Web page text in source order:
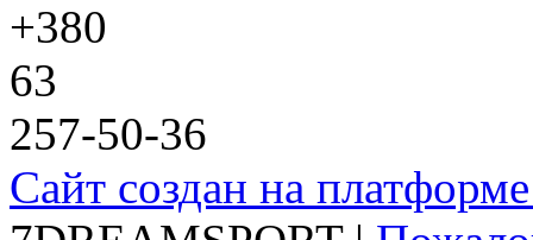
+380
63
257-50-36
Сайт создан на